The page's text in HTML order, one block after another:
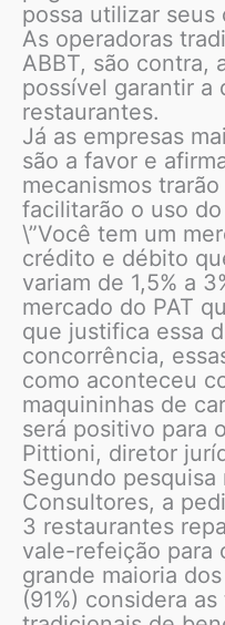
possa utilizar seus
As operadoras
ABBT, são contra,
possível garantir a
restaurantes.
Já as empresas
são a favor e
mecanismos
facilitarão o uso
\”Você tem um
crédito e débito
variam de 1,5% a
mercado do PAT
que justifica essa
concorrência,
como aconteceu
maquininhas de
será positivo para
Pittioni, diretor
Segundo pesquisa
Consultores, a
3 restaurantes
vale-refeição para
grande maioria
(91%) considera